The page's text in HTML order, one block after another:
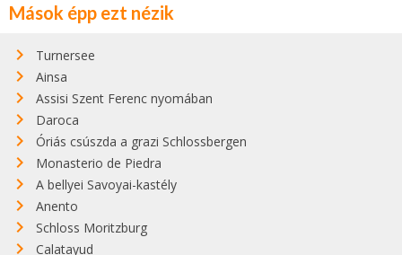
Mások épp ezt nézik
Turnersee
Ainsa
Assisi Szent Ferenc nyomában
Daroca
Óriás csúszda a grazi Schlossbergen
Monasterio de Piedra
A bellyei Savoyai-kastély
Anento
Schloss Moritzburg
Calatayud